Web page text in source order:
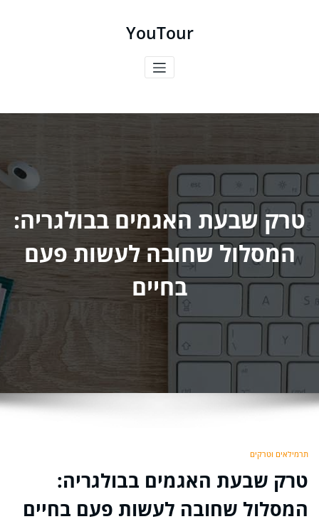
YouTour
טרק שבעת האגמים בבולגריה:
המסלול שחובה לעשות פעם
בחיים
תרמילאים וטרקים
טרק שבעת האגמים בבולגריה:
המסלול שחובה לעשות פעם בחיים